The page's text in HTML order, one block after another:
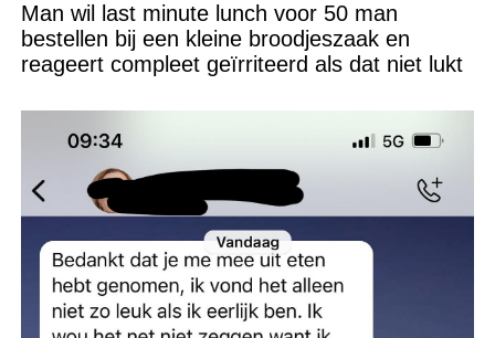
Man wil last minute lunch voor 50 man
bestellen bij een kleine broodjeszaak en
reageert compleet geïrriteerd als dat niet lukt